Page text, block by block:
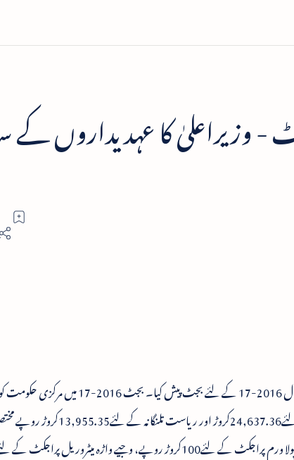
- وزیراعلیٰ کا عہدیداروں کے
مرکزی وزیر فینانس ارون جیٹلی نے آج لوک سبھا میں سال 2016-17 کے لئے بجٹ پیش
ہونے والے محصولات میں ریاست آندھرا پردیش کے لئے24,637.36کروڑ